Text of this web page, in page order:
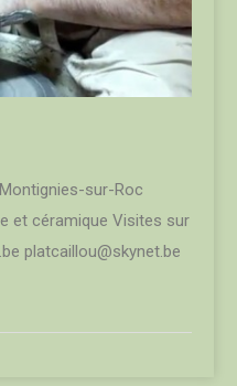
sur-Roc
et céramique Visites sur
platcaillou@skynet.be